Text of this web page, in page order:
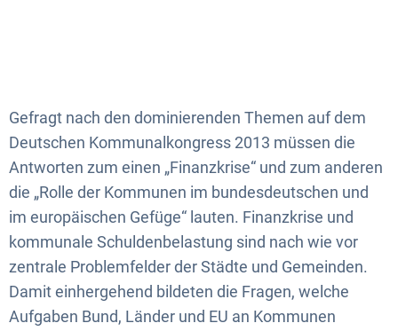
Gefragt nach den dominierenden Themen auf dem
Deutschen Kommunalkongress 2013 müssen die
Antworten zum einen „Finanzkrise“ und zum anderen
die „Rolle der Kommunen im bundesdeutschen und
im europäischen Gefüge“ lauten. Finanzkrise und
kommunale Schuldenbelastung sind nach wie vor
zentrale Problemfelder der Städte und Gemeinden.
Damit einhergehend bildeten die Fragen, welche
Aufgaben Bund, Länder und EU an Kommunen